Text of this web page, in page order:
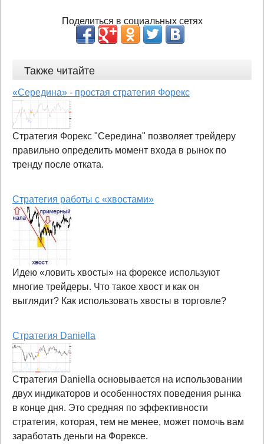
Поделиться в социальных сетях
Также читайте
«Середина» - простая стратегия Форекс
Стратегия Форекс "Середина" позволяет трейдеру
правильно определить момент входа в рынок по
тренду после отката.
Стратегия работы с «хвостами»
Идею «ловить хвосты» на форексе используют
многие трейдеры. Что такое хвост и как он
выглядит? Как использовать хвосты в торговле?
Стратегия Daniella
Стратегия Daniella основывается на использовании
двух индикаторов и особенностях поведения рынка
в конце дня. Это средняя по эффективности
стратегия, которая, тем не менее, может помочь вам
заработать деньги на Форексе.